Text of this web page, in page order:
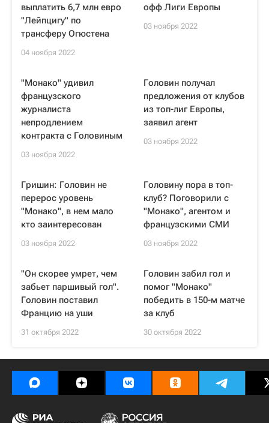
выплатить 6,7 млн евро
"Лейпцигу" по
трансферу Огюстена
04 ноября 2022
офф Лиги Европы
03 ноября 2022
"Монако" удивил
французского
журналиста
непродлением
контракта с Головиным
03 ноября 2022
Головин получал
предложения от клубов
из топ-лиг Европы,
заявил агент
03 ноября 2022
Гришин: Головин не
перерос уровень
"Монако", в нем мало
кто заинтересован
03 ноября 2022
Головину пора в топ-
клуб? Поговорили с
"Монако", агентом и
французскими СМИ
03 ноября 2022
"Он скорее умрет, чем
забьет паршивый гол".
Головин поставил
Францию на уши
31 октября 2022
Головин забил гол и
помог "Монако"
победить в 150-м матче
за клуб
30 октября 2022